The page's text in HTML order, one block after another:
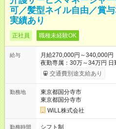
可／髪型ネイル自由／賞
実績あり
正社員 職種未経験OK
給与
月給270,000円～340,000円
夜勤専属：30万～34万円
属：27万～28万円 【試用期間】試用期間あり 試用期間の長さ：
3ヶ月 ※ 雇用形態と給与に
交通費別途支給あり
勤務地
東京都国分寺市
東京都国分寺市
WiLL株式会社
勤務時間
シフト制